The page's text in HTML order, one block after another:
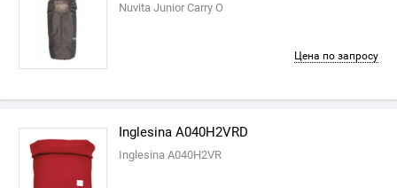
Nuvita Junior Carry O
Цена по запросу
Inglesina A040H2VRD
Inglesina A040H2VR